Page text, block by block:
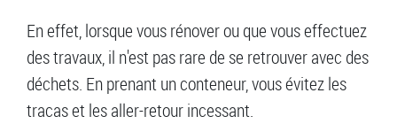
En effet, lorsque vous rénover ou que vous effectuez
des travaux, il n'est pas rare de se retrouver avec des
déchets. En prenant un conteneur, vous évitez les
tracas et les aller-retour incessant.